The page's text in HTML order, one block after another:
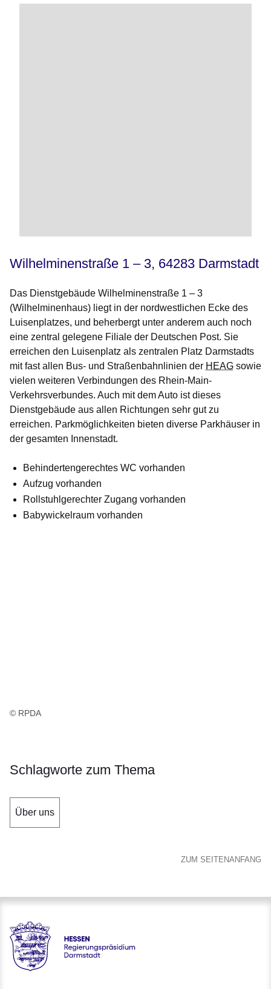
Wilhelminenstraße 1 – 3, 64283 Darmstadt
Das Dienstgebäude Wilhelminenstraße 1 – 3
(Wilhelminenhaus) liegt in der nordwestlichen Ecke des
Luisenplatzes, und beherbergt unter anderem auch noch
eine zentral gelegene Filiale der Deutschen Post. Sie
erreichen den Luisenplatz als zentralen Platz Darmstadts
mit fast allen Bus- und Straßenbahnlinien der HEAG sowie
vielen weiteren Verbindungen des Rhein-Main-
Verkehrsverbundes. Auch mit dem Auto ist dieses
Dienstgebäude aus allen Richtungen sehr gut zu
erreichen. Parkmöglichkeiten bieten diverse Parkhäuser in
der gesamten Innenstadt.
Behindertengerechtes WC vorhanden
Aufzug vorhanden
Rollstuhlgerechter Zugang vorhanden
Babywickelraum vorhanden
© RPDA
Schlagworte zum Thema
Über uns
ZUM SEITENANFANG
Hessen - Regierungspräsidium Darmstadt